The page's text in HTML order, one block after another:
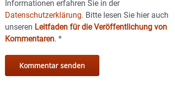
Informationen erfahren Sie in der
Datenschutzerklärung. Bitte lesen Sie hier auch
unseren Leitfaden für die Veröffentlichung von
Kommentaren.*